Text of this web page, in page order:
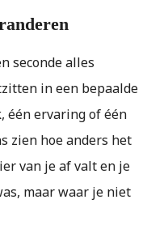
seconde alles
in een bepaalde
één ervaring of één
zien hoe anders het
van je af valt en je
maar waar je niet